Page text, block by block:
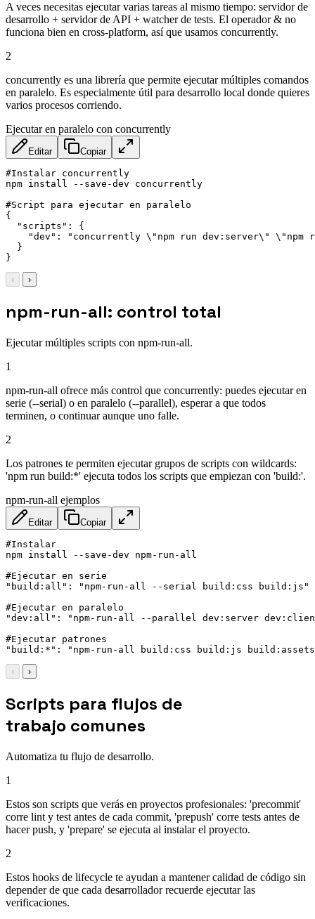
A veces necesitas ejecutar varias tareas al mismo tiempo: servidor de
desarrollo + servidor de API + watcher de tests. El operador & no
funciona bien en cross-platform, así que usamos concurrently.
2
concurrently es una librería que permite ejecutar múltiples comandos
en paralelo. Es especialmente útil para desarrollo local donde quieres
varios procesos corriendo.
Ejecutar en paralelo con concurrently
Editar Copiar
#Instalar concurrently
npm install --save-dev concurrently
#Script para ejecutar en paralelo
{
  "scripts": {
"dev": "concurrently \"npm run dev:server\" \"npm
  }
}
‹ ›
npm-run-all: control total
Ejecutar múltiples scripts con npm-run-all.
1
npm-run-all ofrece más control que concurrently: puedes ejecutar en
serie (--serial) o en paralelo (--parallel), esperar a que todos
terminen, o continuar aunque uno falle.
2
Los patrones te permiten ejecutar grupos de scripts con wildcards:
'npm run build:*' ejecuta todos los scripts que empiezan con 'build:'.
npm-run-all ejemplos
Editar Copiar
#Instalar
npm install --save-dev npm-run-all
#Ejecutar en serie
"build:all": "npm-run-all --serial build:css build:js"
#Ejecutar en paralelo
"dev:all": "npm-run-all --parallel dev:server
#Ejecutar patrones
"build:*": "npm-run-all build:css build:js
‹ ›
Scripts para flujos de
trabajo comunes
Automatiza tu flujo de desarrollo.
1
Estos son scripts que verás en proyectos profesionales: 'precommit'
corre lint y test antes de cada commit, 'prepush' corre tests antes de
hacer push, y 'prepare' se ejecuta al instalar el proyecto.
2
Estos hooks de lifecycle te ayudan a mantener calidad de código sin
depender de que cada desarrollador recuerde ejecutar las
verificaciones.